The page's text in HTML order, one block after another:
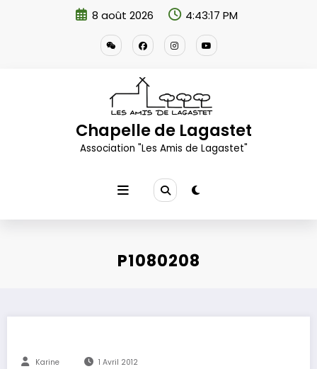
8 août 2026 4:43:18 PM
Chapelle de Lagastet
Association "Les Amis de Lagastet"
P1080208
Karine 1 Avril 2012